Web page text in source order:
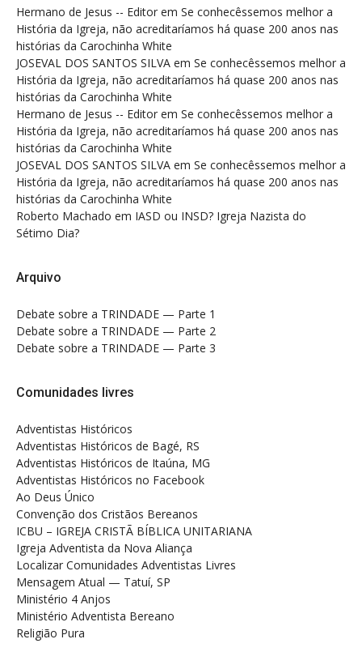
Hermano de Jesus -- Editor em Se conhecêssemos melhor a
História da Igreja, não acreditaríamos há quase 200 anos nas
histórias da Carochinha White
JOSEVAL DOS SANTOS SILVA em Se conhecêssemos melhor a
História da Igreja, não acreditaríamos há quase 200 anos nas
histórias da Carochinha White
Hermano de Jesus -- Editor em Se conhecêssemos melhor a
História da Igreja, não acreditaríamos há quase 200 anos nas
histórias da Carochinha White
JOSEVAL DOS SANTOS SILVA em Se conhecêssemos melhor a
História da Igreja, não acreditaríamos há quase 200 anos nas
histórias da Carochinha White
Roberto Machado em IASD ou INSD? Igreja Nazista do
Sétimo Dia?
Arquivo
Debate sobre a TRINDADE — Parte 1
Debate sobre a TRINDADE — Parte 2
Debate sobre a TRINDADE — Parte 3
Comunidades livres
Adventistas Históricos
Adventistas Históricos de Bagé, RS
Adventistas Históricos de Itaúna, MG
Adventistas Históricos no Facebook
Ao Deus Único
Convenção dos Cristãos Bereanos
ICBU – IGREJA CRISTÃ BÍBLICA UNITARIANA
Igreja Adventista da Nova Aliança
Localizar Comunidades Adventistas Livres
Mensagem Atual — Tatuí, SP
Ministério 4 Anjos
Ministério Adventista Bereano
Religião Pura